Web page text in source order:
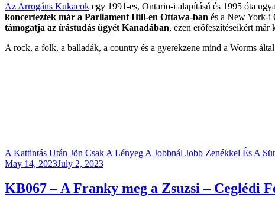
Az Arrogáns Kukacok egy 1991-es, Ontario-i alapítású és 1995 óta
koncerteztek már a Parliament Hill-en Ottawa-ban és a New York-i
támogatja az írástudás ügyét Kanadában, ezen erőfeszítéseikért már
A rock, a folk, a balladák, a country és a gyerekzene mind a Worms
A Kattintás Után Jön Csak A Lényeg A Jobbnál Jobb Zenékkel És A
Posted
May 14, 2023July 2, 2023
KB067 – A Franky meg a Zsuzsi – Ceglédi